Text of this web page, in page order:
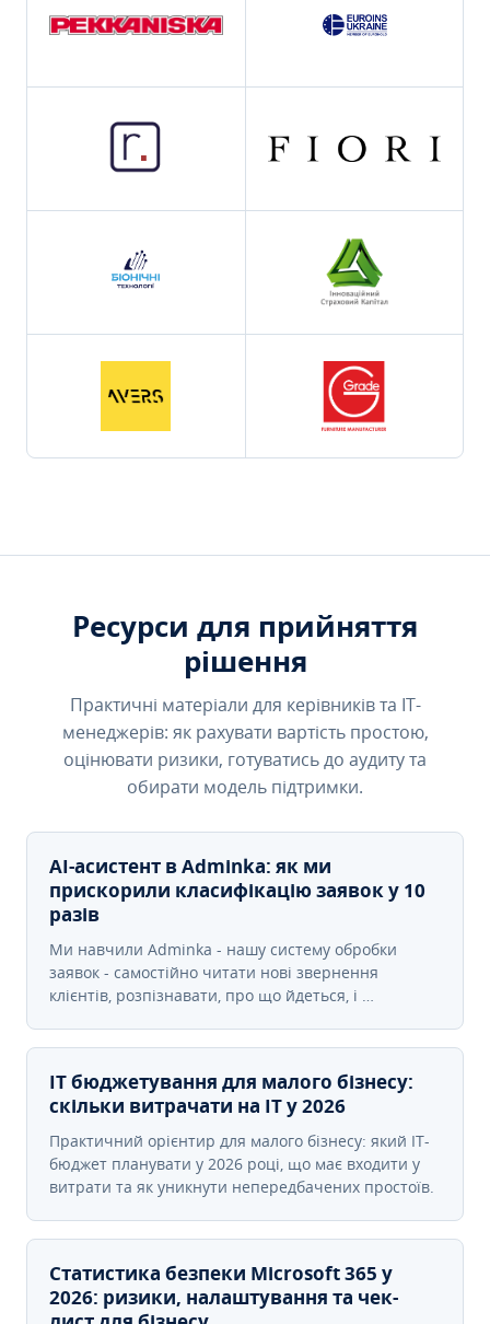
Ресурси для прийняття
рішення
Практичні матеріали для керівників та IT-
менеджерів: як рахувати вартість простою,
оцінювати ризики, готуватись до аудиту та
обирати модель підтримки.
AI-асистент в Adminka: як ми
прискорили класифікацію заявок у 10
разів
Ми навчили Adminka - нашу систему обробки
заявок - самостійно читати нові звернення
клієнтів, розпізнавати, про що йдеться, і …
IT бюджетування для малого бізнесу:
скільки витрачати на IT у 2026
Практичний орієнтир для малого бізнесу: який IT-
бюджет планувати у 2026 році, що має входити у
витрати та як уникнути непередбачених простоїв.
Статистика безпеки Microsoft 365 у
2026: ризики, налаштування та чек-